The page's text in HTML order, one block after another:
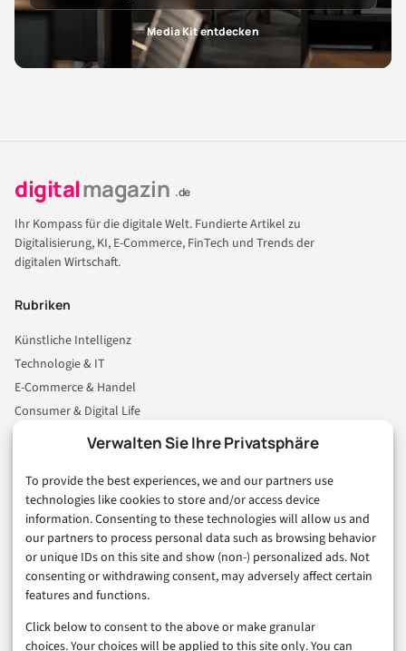
Verwalten Sie Ihre Privatsphäre
To provide the best experiences, we and our partners use
technologies like cookies to store and/or access device
information. Consenting to these technologies will allow us and
our partners to process personal data such as browsing behavior
or unique IDs on this site and show (non-) personalized ads. Not
consenting or withdrawing consent, may adversely affect certain
features and functions.
Click below to consent to the above or make granular
choices. Your choices will be applied to this site only. You can
Media Kit entdecken
digitalmagazin .de
Ihr Kompass für die digitale Welt. Fundierte Artikel zu
Digitalisierung, KI, E-Commerce, FinTech und Trends der
digitalen Wirtschaft.
Rubriken
Künstliche Intelligenz
Technologie & IT
E-Commerce & Handel
Consumer & Digital Life
Business & Karriere
Sicherheit & Recht
Digitalisierung
Marketing
Magazin
Unsere Redaktion